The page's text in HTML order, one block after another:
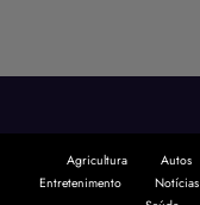
Agricultura Autos
Entretenimento
Notícias